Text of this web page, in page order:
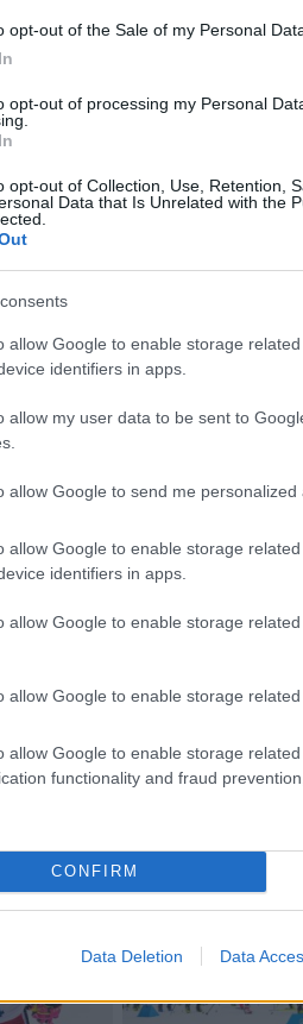
opt-out of the Sale of my Personal
opt-out of processing my Personal
opt-out of Collection, Use, Retention,
Data that Is Unrelated with the
allow Google to enable storage
identifiers in apps.
allow my user data to be sent to
allow Google to send me personalized
allow Google to enable storage
identifiers in apps.
allow Google to enable storage
allow Google to enable storage related
allow Google to enable storage
functionality and fraud
CONFIRM
Data Deletion Data
rett opp på pallen da
menChappaz var bare to
medalje igjen, men ble
til slutt nummer 13.
hovedmål for